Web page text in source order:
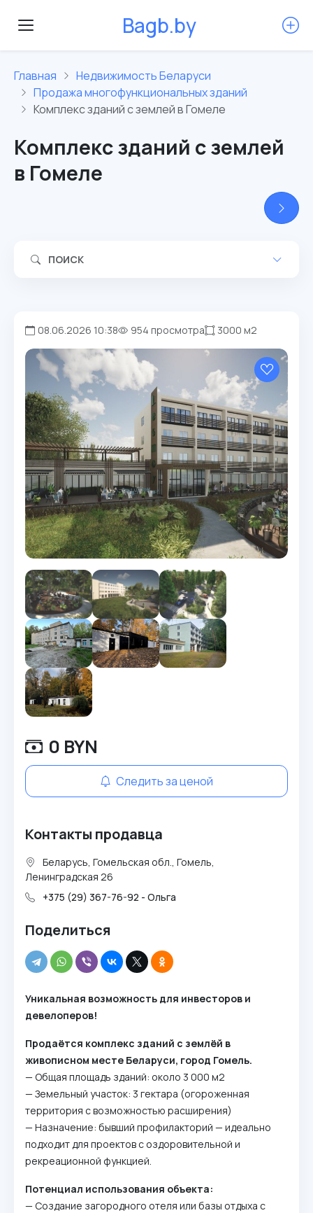
Bagb.by
Главная
Недвижимость Беларуси
Продажа многофункциональных зданий
Комплекс зданий с землей в Гомеле
Комплекс зданий с землей
в Гомеле
ПОИСК
08.06.2026 10:38 954 просмотра 3000 м2
0 BYN
Следить за ценой
Контакты продавца
Беларусь, Гомельская обл., Гомель,
Ленинградская 26
+375 (29) 367-76-92 - Ольга
Поделиться
Уникальная возможность для инвесторов и
девелоперов!
Продаётся комплекс зданий с землёй в
живописном месте Беларуси, город Гомель.
— Общая площадь зданий: около 3 000 м2
— Земельный участок: 3 гектара (огороженная
территория с возможностью расширения)
— Назначение: бывший профилакторий — идеально
подходит для проектов с оздоровительной и
рекреационной функцией.
Потенциал использования объекта:
— Создание загородного отеля или базы отдыха с